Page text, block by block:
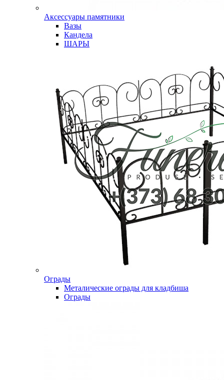
Аксессуары памятники
Вазы
Кандела
ШАРЫ
Ограды
Металические ограды для кладбиша
Ограды